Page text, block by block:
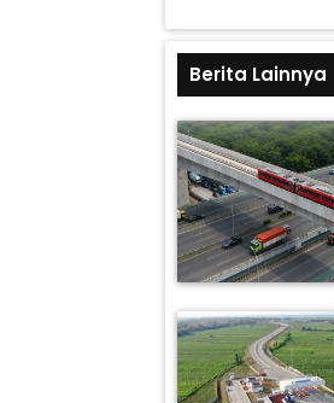
Berita Lainnya